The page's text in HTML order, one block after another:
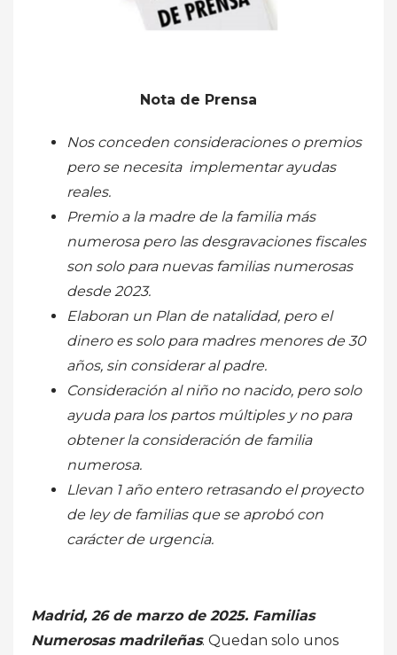
Nota de Prensa
Nos conceden consideraciones o premios
pero se necesita implementar ayudas
reales.
Premio a la madre de la familia más
numerosa pero las desgravaciones fiscales
son solo para nuevas familias numerosas
desde 2023.
Elaboran un Plan de natalidad, pero el
dinero es solo para madres menores de 30
años, sin considerar al padre.
Consideración al niño no nacido, pero solo
ayuda para los partos múltiples y no para
obtener la consideración de familia
numerosa.
Llevan 1 año entero retrasando el proyecto
de ley de familias que se aprobó con
carácter de urgencia.
Madrid, 26 de marzo de 2025. Familias
Numerosas madrileñas. Quedan solo unos